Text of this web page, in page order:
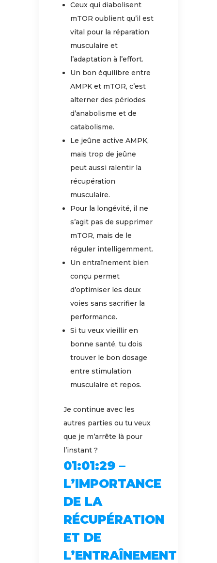
Ceux qui diabolisent
mTOR oublient qu’il est
vital pour la réparation
musculaire et
l’adaptation à l’effort.
Un bon équilibre entre
AMPK et mTOR, c’est
alterner des périodes
d’anabolisme et de
catabolisme.
Le jeûne active AMPK,
mais trop de jeûne
peut aussi ralentir la
récupération
musculaire.
Pour la longévité, il ne
s’agit pas de supprimer
mTOR, mais de le
réguler intelligemment.
Un entraînement bien
conçu permet
d’optimiser les deux
voies sans sacrifier la
performance.
Si tu veux vieillir en
bonne santé, tu dois
trouver le bon dosage
entre stimulation
musculaire et repos.
Je continue avec les
autres parties ou tu veux
que je m’arrête là pour
l’instant ?
01:01:29 –
L’IMPORTANCE
DE LA
RÉCUPÉRATION
ET DE
L’ENTRAÎNEMENT